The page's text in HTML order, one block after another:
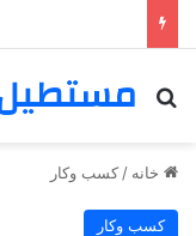
مستطیل
خانه / کسب وکار
کسب وکار